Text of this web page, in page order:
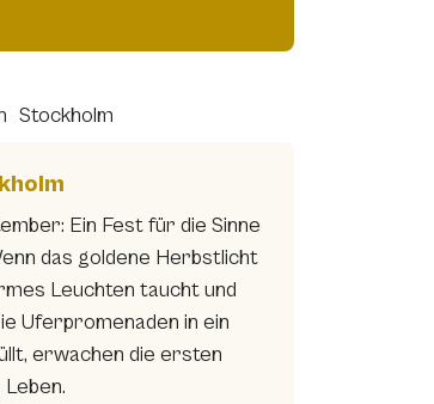
Stockholm
Ein Fest für die Sinne
das goldene Herbstlicht
Leuchten taucht und
Uferpromenaden in ein
erwachen die ersten